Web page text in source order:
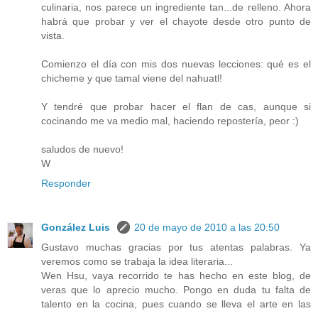
culinaria, nos parece un ingrediente tan...de relleno. Ahora
habrá que probar y ver el chayote desde otro punto de
vista.
Comienzo el día con mis dos nuevas lecciones: qué es el
chicheme y que tamal viene del nahuatl!
Y tendré que probar hacer el flan de cas, aunque si
cocinando me va medio mal, haciendo repostería, peor :)
saludos de nuevo!
W
Responder
González Luis
20 de mayo de 2010 a las 20:50
Gustavo muchas gracias por tus atentas palabras. Ya
veremos como se trabaja la idea literaria...
Wen Hsu, vaya recorrido te has hecho en este blog, de
veras que lo aprecio mucho. Pongo en duda tu falta de
talento en la cocina, pues cuando se lleva el arte en las